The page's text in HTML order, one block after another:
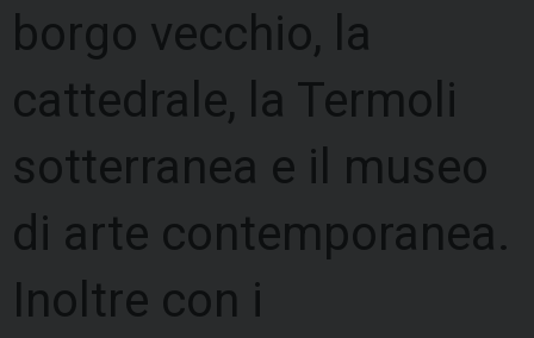
borgo vecchio, la
cattedrale, la Termoli
sotterranea e il museo
di arte contemporanea.
Inoltre con i